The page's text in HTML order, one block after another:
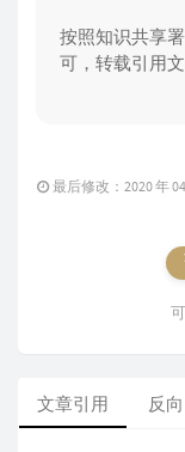
按照知识共享
可，转载引用
最后修改：2020 年
文章引用 反